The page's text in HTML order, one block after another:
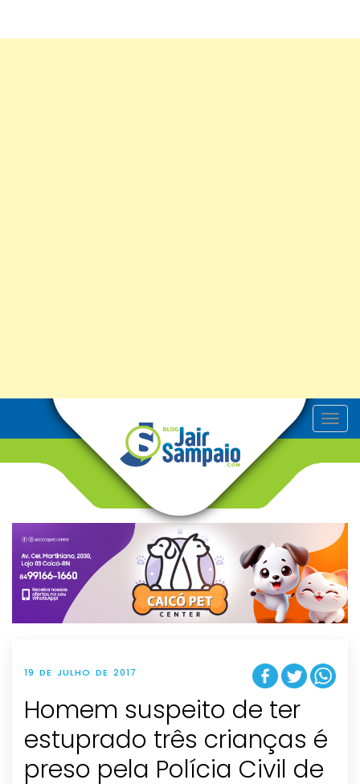
T
o
v
g
t
i
o
n
19 DE JULHO DE 2017
Homem suspeito de ter
estuprado três crianças é
preso pela Polícia Civil de